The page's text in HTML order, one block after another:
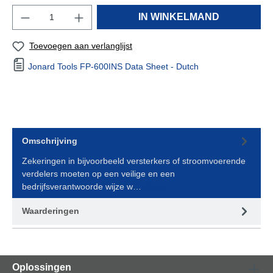
IN WINKELMAND
Toevoegen aan verlanglijst
Jonard Tools FP-600INS Data Sheet - Dutch
Omschrijving
Zekeringen in bijvoorbeeld versterkers of stroomvoerende
verdelers moeten op een veilige en een
bedrijfsverantwoorde wijze w…
Waarderingen
Oplossingen